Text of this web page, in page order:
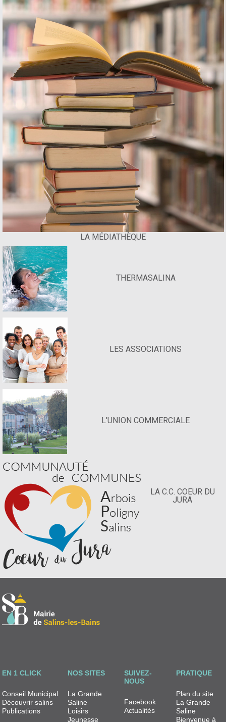
LA MÉDIATHÈQUE
THERMASALINA
LES ASSOCIATIONS
L'UNION COMMERCIALE
LA C.C. COEUR DU
JURA
EN 1 CLICK
Conseil Municipal
Découvrir salins
Publications
NOS SITES
La Grande
Saline
Loisirs
Jeunesse
SUIVEZ-
NOUS
Facebook
Actualités
PRATIQUE
Plan du site
La Grande
Saline
Bienvenue à